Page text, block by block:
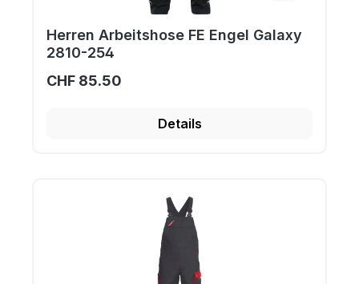
Herren Arbeitshose FE Engel Galaxy
2810-254
CHF 85.50
Details